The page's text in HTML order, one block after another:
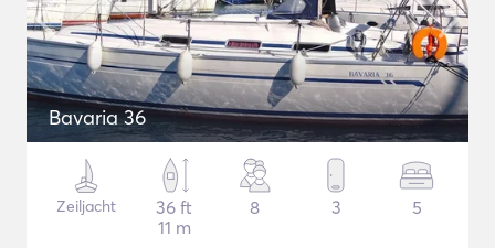
Bavaria 36
Zeiljacht
36 ft
11 m
8 3 5